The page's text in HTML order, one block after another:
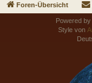
Foren-Übersicht
Powered by
Style von